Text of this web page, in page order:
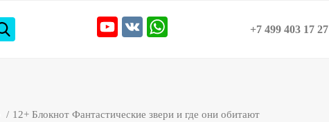
+7 499 403 17 27
12+ Блокнот Фантастические звери и где они обитают